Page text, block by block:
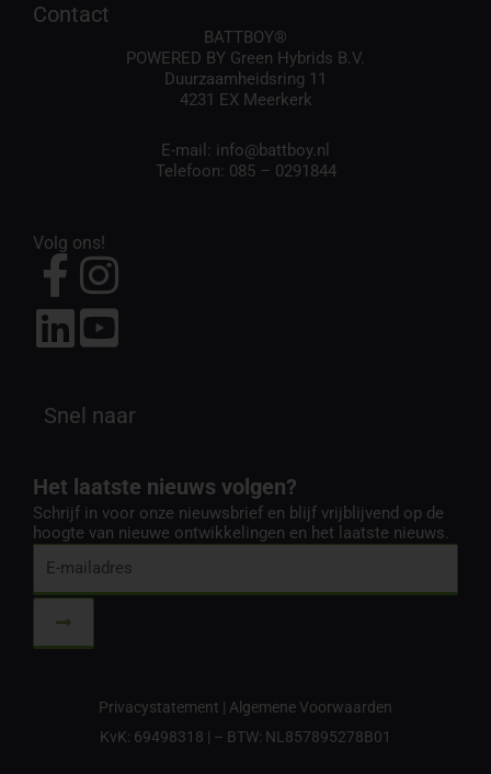
Contact
BATTBOY®
POWERED BY Green Hybrids B.V.
Duurzaamheidsring 11
4231 EX Meerkerk
E-mail: info@battboy.nl
Telefoon: 085 – 0291844
Volg ons!
Snel naar
Het laatste nieuws volgen?
Schrijf in voor onze nieuwsbrief en blijf vrijblijvend op de
hoogte van nieuwe ontwikkelingen en het laatste nieuws.
mailadres
Submit
Privacystatement | Algemene Voorwaarden
KvK: 69498318 | – BTW: NL857895278B01